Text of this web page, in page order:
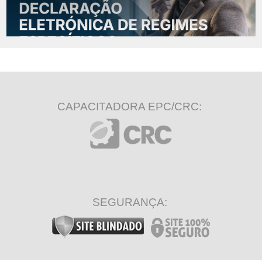
CAPACITADORA EPC/CRC:
SEGURANÇA: